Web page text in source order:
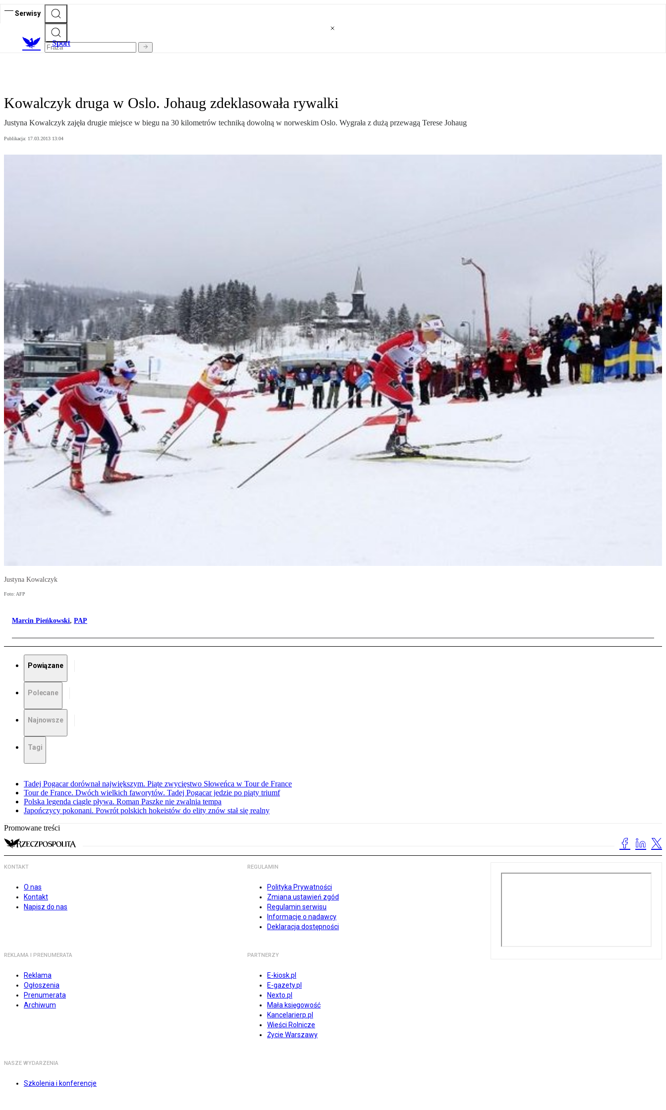
Serwisy
Sport
Kowalczyk druga w Oslo. Johaug zdeklasowała rywalki
Justyna Kowalczyk zajęła drugie miejsce w biegu na 30 kilometrów techniką dowolną w norweskim Oslo. Wygrała z dużą przewagą Terese Johaug
Publikacja: 17.03.2013 13:04
Justyna Kowalczyk
Foto: AFP
Marcin Pieńkowski, PAP
Powiązane
Polecane
Najnowsze
Tagi
Tadej Pogacar dorównał największym. Piąte zwycięstwo Słoweńca w Tour de France
Tour de France. Dwóch wielkich faworytów. Tadej Pogacar jedzie po piąty triumf
Polska legenda ciągle pływa. Roman Paszke nie zwalnia tempa
Japończycy pokonani. Powrót polskich hokeistów do elity znów stał się realny
Promowane treści
KONTAKT
O nas
Kontakt
Napisz do nas
REGULAMIN
Polityka Prywatności
Zmiana ustawień zgód
Regulamin serwisu
Informacje o nadawcy
Deklaracja dostępności
REKLAMA I PRENUMERATA
Reklama
Ogłoszenia
Prenumerata
Archiwum
PARTNERZY
E-kiosk.pl
E-gazety.pl
Nexto.pl
Mała księgowość
Kancelarierp.pl
Wieści Rolnicze
Życie Warszawy
NASZE WYDARZENIA
Szkolenia i konferencje